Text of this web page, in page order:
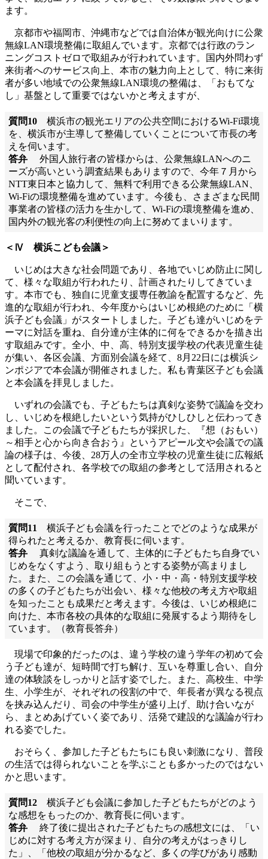
ます。
京都市や福岡市、沖縄市などでは自治体が観光向けに公衆
無線LAN環境整備に取組んでいます。京都では行政のラン
ニングコストゼロで取組みが行われています。国内外問わず
来街者へのサービス向上、本市の魅力向上として、特に来街
者が多い地域での公衆無線LAN環境の整備は、「おもてな
し」基盤として重要ではないかと考えますが、
質問10 横浜市の観光エリアの公共空間におけるWi-Fi環境
を、横浜市が主導して整備していくことについて市長の考
えを伺います。
答弁 外国人旅行者の皆様からは、公衆無線LANへのニ
ーズが高いという調査結果もありますので、今年７月から
NTT東日本と協力して、無料で利用できる公衆無線LAN、
Wi-Fiの環境整備を進めています。今後も、さまざまな民間
事業者の皆様の活力を生かして、Wi-Fiの環境整備を進め、
国内外の観光客の利便性の向上に努めてまいります。
＜Ⅳ 横浜こども会議＞
いじめは大きな社会問題であり、各地でいじめ防止に関し
て、様々な取組が行われたり、計画されたりしてきていま
す。本市でも、独自に児童支援専任教諭を配置するなど、先
進的な取組が行われ、今年度からはいじめ根絶のために「横
浜子ども会議」がスタートしました。子ども達がいじめをテ
ーマに対話を重ね、自分達が主体的に何をできるかを描き出
す取組みです。全小、中、高、特別支援学校の代表児童生徒
が集い、各区会議、方面別会議を経て、8月22日には横浜シ
ンポジアで本会議が開催されました。私も青葉区子ども会議
と本会議を拝見しました。
いずれの会議でも、子どもたちは真剣な姿勢で議論を交わ
し、いじめを根絶したいという気持がひしひしと伝わってき
ました。この会議で子どもたちが採択した、『想（おもい）
～相手と心から向き合おう』というアピール文や会議での議
論の様子は、今後、28万人の全市立学校の児童生徒に広報紙
として配付され、各学校での取組の参考として活用されると
聞いています。
そこで、
質問11
横浜子ども会議を行ったことでどのような成果が
得られたと考えるか、教育長に伺います。
答弁 真剣な議論を通して、主体的に子どもたち自身でい
じめをなくすよう、取り組もうとする姿勢が高まりまし
た。また、この会議を通じて、小・中・高・特別支援学校
の多くの子どもたちが出会い、様々な他校の考え方や取組
を知ったことも成果だと考えます。今後は、いじめ根絶に
向けた、本市各校の具体的な取組に発展するよう期待をし
ています。（教育長答弁）
現場で印象的だったのは、違う学校の違う学年の初めて会
う子ども達が、短時間で打ち解け、互いを尊重し合い、自分
達の体験談をしっかりと話す姿でした。また、高校生、中学
生、小学生が、それぞれの役割の中で、年長者が異なる視点
を挟み込んだり、司会の中学生が盛り上げ、助け合いなが
ら、まとめあげていく姿であり、活発で建設的な議論が行わ
れる姿でした。
おそらく、参加した子どもたちにも良い刺激になり、普段
の生活では得られないことを学ぶことも多かったのではない
かと思います。
質問12 横浜子ども会議に参加した子どもたちがどのよう
な感想をもったのか、教育長に伺います。
答弁 終了後に提出された子どもたちの感想文には、「い
じめに対する考え方が深まり、自分の考えがはっきりし
た」、「他校の取組が分かるなど、多くの学びがあり感動